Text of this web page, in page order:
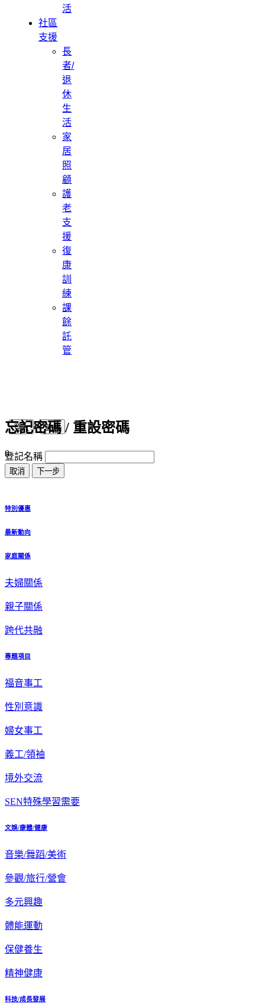
活
社區
支援
長
者/
退
休
生
活
家
居
照
顧
護
老
支
援
復
康
訓
練
課
餘
託
管
|
0
忘記密碼 / 重設密碼
登記名稱
特別優惠
最新動向
家庭關係
夫婦關係
親子關係
跨代共融
專題項目
福音事工
性別意識
婦女事工
義工/領袖
境外交流
SEN特殊學習需要
文娛/康體/健康
音樂/舞蹈/美術
參觀/旅行/營會
多元興趣
體能運動
保健養生
精神健康
科技/成長發展